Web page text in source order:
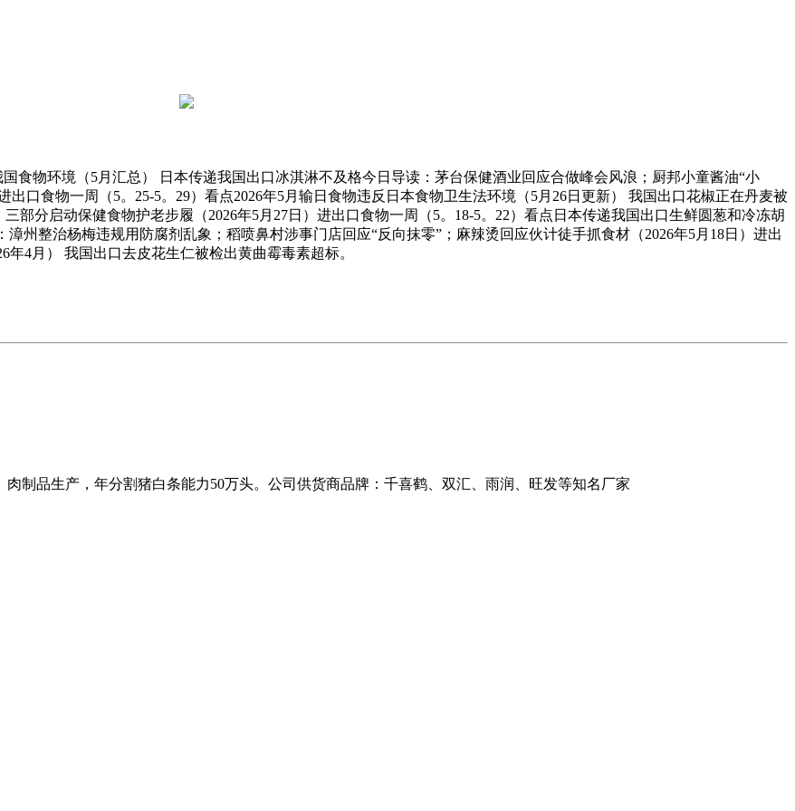
物环境（5月汇总） 日本传递我国出口冰淇淋不及格今日导读：茅台保健酒业回应合做峰会风浪；厨邦小童酱油“小
口食物一周（5。25-5。29）看点2026年5月输日食物违反日本食物卫生法环境（5月26日更新） 我国出口花椒正在丹麦被
部分启动保健食物护老步履（2026年5月27日）进出口食物一周（5。18-5。22）看点日本传递我国出口生鲜圆葱和冷冻胡
州整治杨梅违规用防腐剂乱象；稻喷鼻村涉事门店回应“反向抹零”；麻辣烫回应伙计徒手抓食材（2026年5月18日）进出
4月） 我国出口去皮花生仁被检出黄曲霉毒素超标。
制品生产，年分割猪白条能力50万头。公司供货商品牌：千喜鹤、双汇、雨润、旺发等知名厂家